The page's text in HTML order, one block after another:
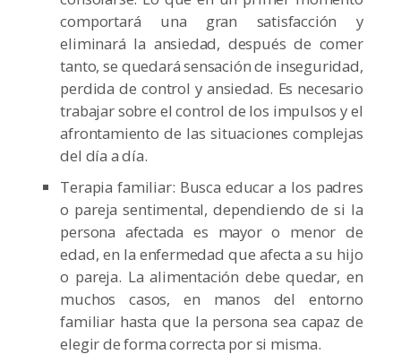
comportará una gran satisfacción y
eliminará la ansiedad, después de comer
tanto, se quedará sensación de inseguridad,
perdida de control y ansiedad. Es necesario
trabajar sobre el control de los impulsos y el
afrontamiento de las situaciones complejas
del día a día.
Terapia familiar: Busca educar a los padres
o pareja sentimental, dependiendo de si la
persona afectada es mayor o menor de
edad, en la enfermedad que afecta a su hijo
o pareja. La alimentación debe quedar, en
muchos casos, en manos del entorno
familiar hasta que la persona sea capaz de
elegir de forma correcta por si misma.